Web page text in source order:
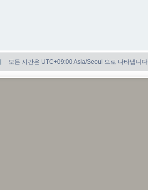
모든 시간은 UTC+09:00 Asia/Seoul 으로 나타냅니다